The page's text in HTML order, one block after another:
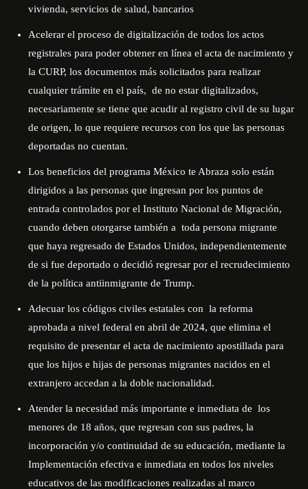
vivienda, servicios de salud, bancarios
Acelerar el proceso de digitalización de todos los actos
registrales para poder obtener en línea el acta de nacimiento y
la CURP, los documentos más solicitados para realizar
cualquier trámite en el país, de no estar digitalizados,
necesariamente se tiene que acudir al registro civil de su lugar
de origen, lo que requiere recursos con los que las personas
deportadas no cuentan.
Los beneficios del programa México te Abraza solo están
dirigidos a las personas que ingresan por los puntos de
entrada controlados por el Instituto Nacional de Migración,
cuando deben otorgarse también a toda persona migrante
que haya regresado de Estados Unidos, independientemente
de si fue deportado o decidió regresar por el recrudecimiento
de la política antiinmigrante de Trump.
Adecuar los códigos civiles estatales con la reforma
aprobada a nivel federal en abril de 2024, que elimina el
requisito de presentar el acta de nacimiento apostillada para
que los hijos e hijas de personas migrantes nacidos en el
extranjero accedan a la doble nacionalidad.
Atender la necesidad más importante e inmediata de los
menores de 18 años, que regresan con sus padres, la
incorporación y/o continuidad de su educación, mediante la
Implementación efectiva e inmediata en todos los niveles
educativos de las modificaciones realizadas al marco